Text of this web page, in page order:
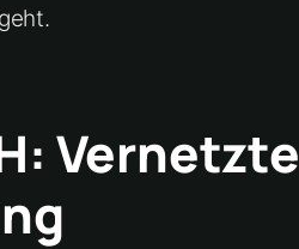
Vernetzte